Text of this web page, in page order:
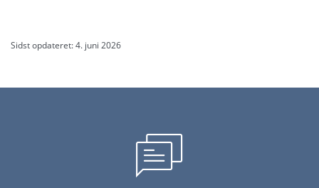
Sidst opdateret: 4. juni 2026